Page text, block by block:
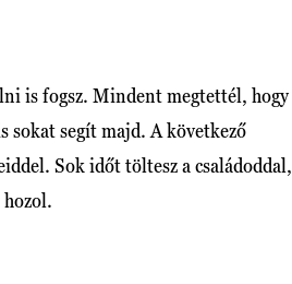
is fogsz. Mindent megtettél, hogy
sokat segít majd. A következő
Sok időt töltesz a családoddal,